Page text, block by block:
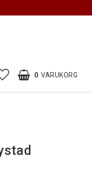
0 VARUKORG